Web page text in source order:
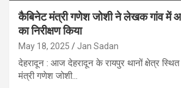
कैबिनेट मंत्री गणेश जोशी ने लेखक गांव में
का निरीक्षण किया
May 18, 2025 Jan Sadan
देहरादून : आज देहरादून के रायपुर थानों क्षेत्र
मंत्री गणेश जोशी…